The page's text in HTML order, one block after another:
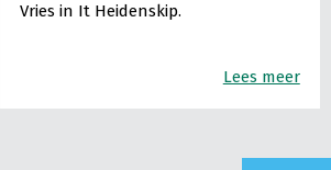
Vries in It Heidenskip.
Lees meer